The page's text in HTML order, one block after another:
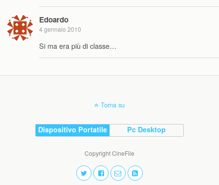
Edoardo
4 gennaio 2010
Si ma era più di classe…
Torna su
Dispositivo Portatile Pc Desktop
Copyright CineFile